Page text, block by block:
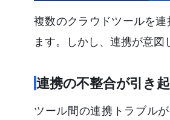
複数のクラウドツールを
ます。しかし、連携が意
連携の不整合が引き
ツール間の連携トラブル